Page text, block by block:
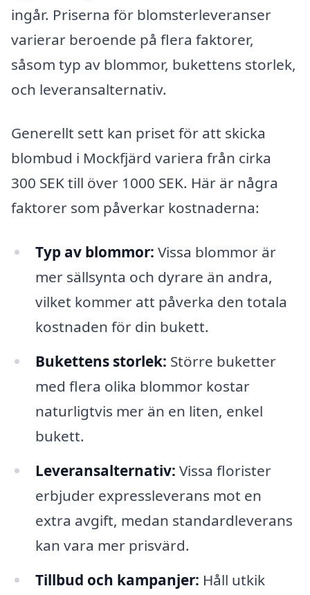
ingår. Priserna för blomsterleveranser
varierar beroende på flera faktorer,
såsom typ av blommor, bukettens storlek,
och leveransalternativ.
Generellt sett kan priset för att skicka
blombud i Mockfjärd variera från cirka
300 SEK till över 1000 SEK. Här är några
faktorer som påverkar kostnaderna:
Typ av blommor: Vissa blommor är
mer sällsynta och dyrare än andra,
vilket kommer att påverka den totala
kostnaden för din bukett.
Bukettens storlek: Större buketter
med flera olika blommor kostar
naturligtvis mer än en liten, enkel
bukett.
Leveransalternativ: Vissa florister
erbjuder expressleverans mot en
extra avgift, medan standardleverans
kan vara mer prisvärd.
Tillbud och kampanjer: Håll utkik